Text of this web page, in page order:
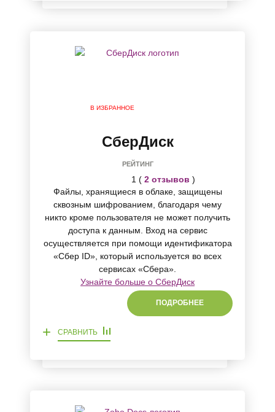
В ИЗБРАННОЕ
СберДиск
РЕЙТИНГ
1 ( 2 отзывов )
Файлы, хранящиеся в облаке, защищены
сквозным шифрованием, благодаря чему
никто кроме пользователя не может получить
доступа к данным. Вход на сервис
осуществляется при помощи идентификатора
«Сбер ID», который используется во всех
сервисах «Сбера».
Узнайте больше о СберДиск
ПОДРОБНЕЕ
+ СРАВНИТЬ